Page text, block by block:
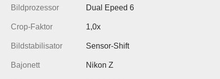
Bildprozessor Dual Epeed 6
Crop-Faktor 1,0x
Bildstabilisator Sensor-Shift
Bajonett Nikon Z